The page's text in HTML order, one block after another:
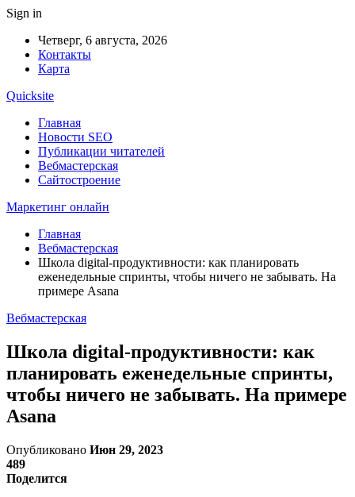
Sign in
Четверг, 6 августа, 2026
Контакты
Карта
Quicksite
Главная
Новости SEO
Публикации читателей
Вебмастерская
Сайтостроение
Маркетинг онлайн
Главная
Вебмастерская
Школа digital-продуктивности: как планировать
еженедельные спринты, чтобы ничего не забывать. На
примере Asana
Вебмастерская
Школа digital-продуктивности: как
планировать еженедельные спринты,
чтобы ничего не забывать. На примере
Asana
Опубликовано Июн 29, 2023
489
Поделится